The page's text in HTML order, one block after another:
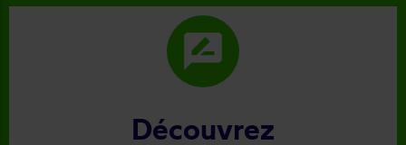
rate_review
Découvrez